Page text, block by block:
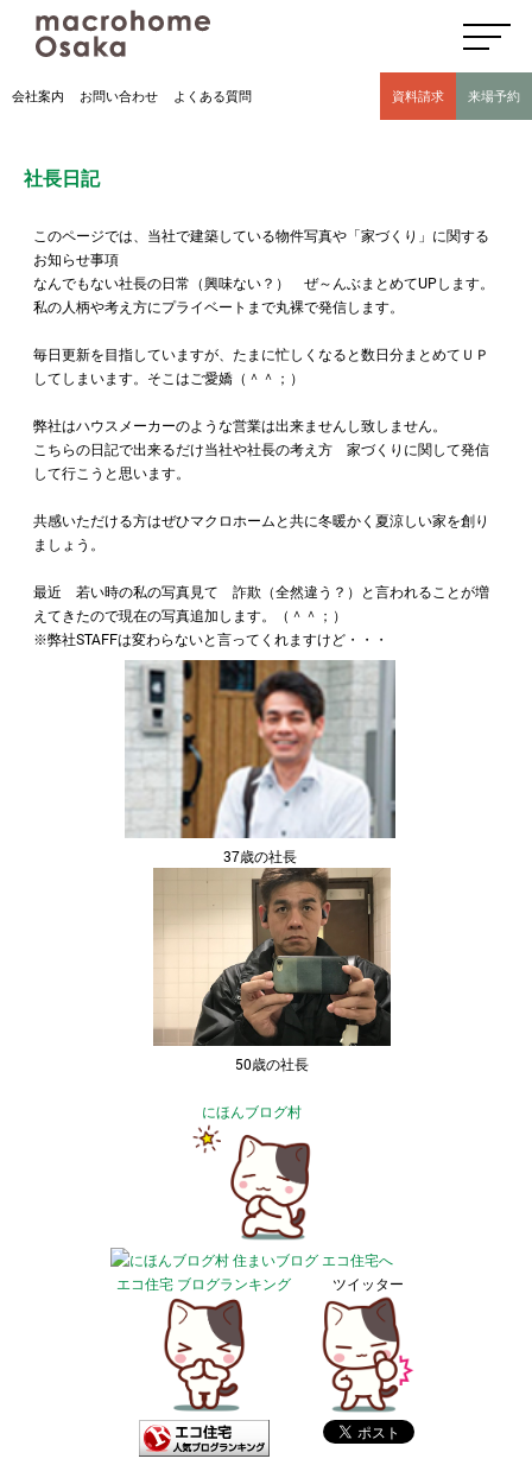
高気密高断熱住宅のマクロホーム大阪の社長日記(豊中市 モデルハウス有)
会社案内 お問い合わせ よくある質問 資料請求 来場予約
社長日記
このページでは、当社で建築している物件写真や「家づくり」に関する
お知らせ事項
なんでもない社長の日常（興味ない？） ぜ～んぶまとめてUPします。
私の人柄や考え方にプライベートまで丸裸で発信します。
毎日更新を目指していますが、たまに忙しくなると数日分まとめてＵＰ
してしまいます。そこはご愛嬌（＾＾；）
弊社はハウスメーカーのような営業は出来ませんし致しません。
こちらの日記で出来るだけ当社や社長の考え方 家づくりに関して発信
して行こうと思います。
共感いただける方はぜひマクロホームと共に冬暖かく夏涼しい家を創り
ましょう。
最近 若い時の私の写真見て 詐欺（全然違う？）と言われることが増
えてきたので現在の写真追加します。（＾＾；）
※弊社STAFFは変わらないと言ってくれますけど・・・
37歳の社長
50歳の社長
にほんブログ村
エコ住宅 ブログランキング ツイッター